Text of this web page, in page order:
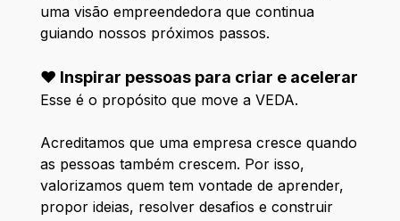
uma visão empreendedora que continua
guiando nossos próximos passos.
❤️ Inspirar pessoas para criar e acelerar
Esse é o propósito que move a VEDA.
Acreditamos que uma empresa cresce quando
as pessoas também crescem. Por isso,
valorizamos quem tem vontade de aprender,
propor ideias, resolver desafios e construir